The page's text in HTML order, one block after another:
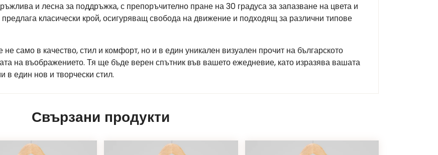
и лесна за поддръжка, с препоръчително пране на 30 градуса за запазване на цвета и
класически крой, осигуряващ свобода на движение и подходящ за различни типове
само в качество, стил и комфорт, но и в един уникален визуален прочит на българското
на въображението. Тя ще бъде верен спътник във вашето ежедневие, като изразява вашата
в един нов и творчески стил.
Свързани продукти